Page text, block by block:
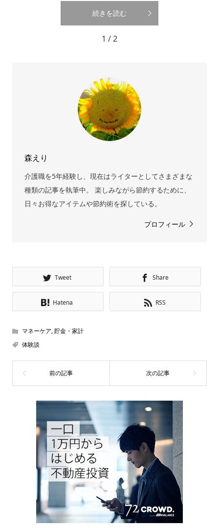
続きを読む
1 / 2
森えり
介護職を5年経験し、現在はライターとしてさまざまな
種類の記事を執筆中。 楽しみながら節約するために、
日々お得なアイテムや節約術を探している。
プロフィール
Tweet Share
Hatena RSS
マネーケア,貯金・家計
体験談